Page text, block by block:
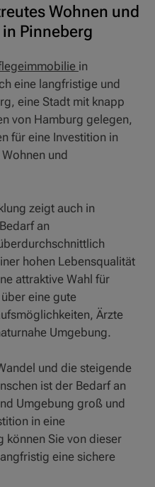
Wohnen und
Pinneberg
in
eine langfristige und
eine Stadt mit knapp
von Hamburg gelegen,
für eine Investition in
und
zeigt auch in
an
hohen Lebensqualität
attraktive Wahl für
eine gute
Ärzte
Umgebung.
und die steigende
ist der Bedarf an
Umgebung groß und
in eine
können Sie von dieser
eine sichere